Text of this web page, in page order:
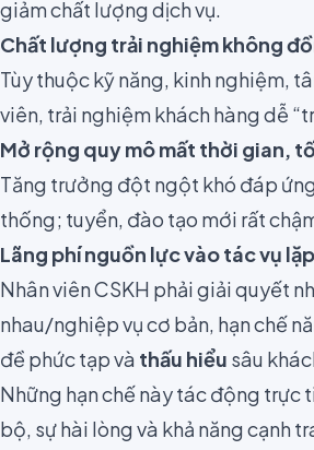
giảm chất lượng dịch vụ.
Chất lượng trải nghiệm không
Tùy thuộc kỹ năng, kinh nghiệm,
viên, trải nghiệm khách hàng dễ
Mở rộng quy mô mất thời gian,
Tăng trưởng đột ngột khó đáp
thống; tuyển, đào tạo mới rất
Lãng phí nguồn lực vào tác vụ
Nhân viên CSKH phải giải quyết
nhau/nghiệp vụ cơ bản, hạn chế
đề phức tạp và thấu hiểu sâu
Những hạn chế này tác động trực
bộ, sự hài lòng và khả năng cạnh